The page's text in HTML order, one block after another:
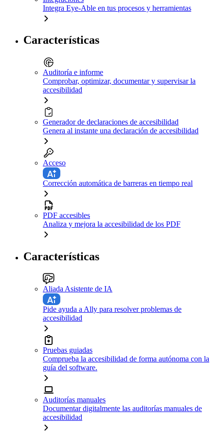
Integra Eye-Able en tus procesos y herramientas
Características
Auditoría e informe
Comprobar, optimizar, documentar y supervisar la
accesibilidad
Generador de declaraciones de accesibilidad
Genera al instante una declaración de accesibilidad
Acceso
Corrección automática de barreras en tiempo real
PDF accesibles
Analiza y mejora la accesibilidad de los PDF
Características
Aliada Asistente de IA
Pide ayuda a Ally para resolver problemas de
accesibilidad
Pruebas guiadas
Comprueba la accesibilidad de forma autónoma con la
guía del software.
Auditorías manuales
Documentar digitalmente las auditorías manuales de
accesibilidad